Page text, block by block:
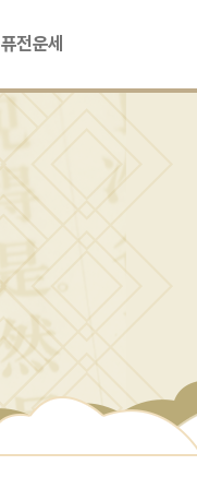
퓨전운세